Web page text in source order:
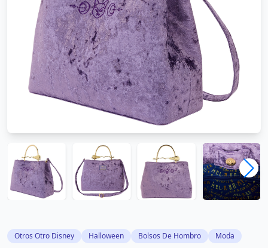
Otros Otro Disney Halloween Bolsos De Hombro Moda